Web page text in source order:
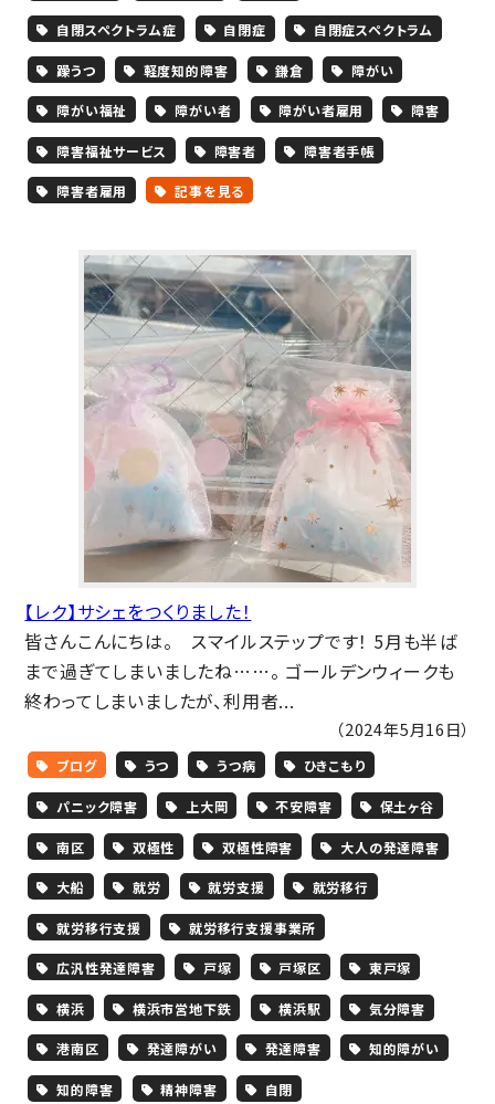
自閉スペクトラム症 自閉症 自閉症スペクトラム
躁うつ 軽度知的障害 鎌倉 障がい
障がい福祉 障がい者 障がい者雇用 障害
障害福祉サービス 障害者 障害者手帳
障害者雇用 記事を見る
【レク】サシェをつくりました！
皆さんこんにちは。 スマイルステップです！ 5月も半ば
まで過ぎてしまいましたね……。 ゴールデンウィークも
終わってしまいましたが、利用者...
（2024年5月16日）
ブログ うつ うつ病 ひきこもり
パニック障害 上大岡 不安障害 保土ヶ谷
南区 双極性 双極性障害 大人の発達障害
大船 就労 就労支援 就労移行
就労移行支援 就労移行支援事業所
広汎性発達障害 戸塚 戸塚区 東戸塚
横浜 横浜市営地下鉄 横浜駅 気分障害
港南区 発達障がい 発達障害 知的障がい
知的障害 精神障害 自閉